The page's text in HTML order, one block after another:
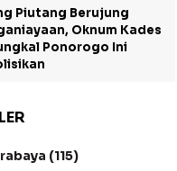
Piutang Berujung
Oknum Kades
Ponorogo Ini
(115)